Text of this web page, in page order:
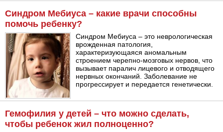
Синдром Мебиуса – какие врачи способны
помочь ребенку?
Синдром Мебиуса – это неврологическая
врожденная патология,
характеризующаяся аномальным
строением черепно-мозговых нервов, что
вызывает паралич лицевого и отводящего
нервных окончаний. Заболевание не
прогрессирует и передается генетически.
Гемофилия у детей – что можно сделать,
чтобы ребенок жил полноценно?